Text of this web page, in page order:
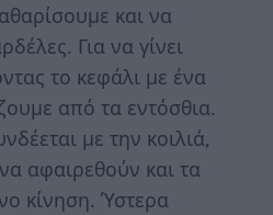
και να
Για να γίνει
το κεφάλι με ένα
από τα εντόσθια.
με την κοιλιά,
αφαιρεθούν και τα
κίνηση. Ύστερα